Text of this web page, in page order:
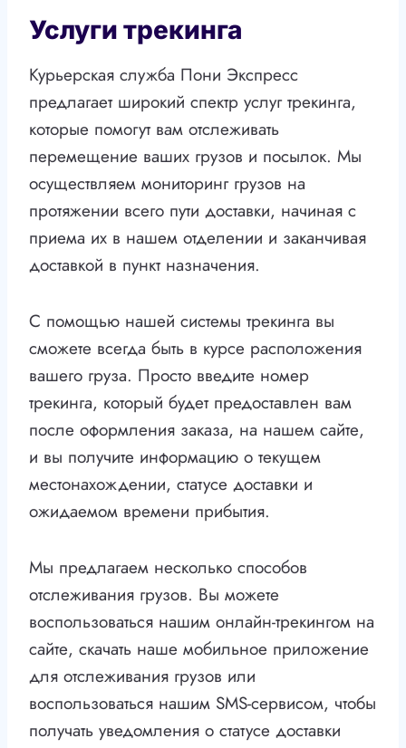
Услуги трекинга
Курьерская служба Пони Экспресс
предлагает широкий спектр услуг трекинга,
которые помогут вам отслеживать
перемещение ваших грузов и посылок. Мы
осуществляем мониторинг грузов на
протяжении всего пути доставки, начиная с
приема их в нашем отделении и заканчивая
доставкой в пункт назначения.
С помощью нашей системы трекинга вы
сможете всегда быть в курсе расположения
вашего груза. Просто введите номер
трекинга, который будет предоставлен вам
после оформления заказа, на нашем сайте,
и вы получите информацию о текущем
местонахождении, статусе доставки и
ожидаемом времени прибытия.
Мы предлагаем несколько способов
отслеживания грузов. Вы можете
воспользоваться нашим онлайн-трекингом на
сайте, скачать наше мобильное приложение
для отслеживания грузов или
воспользоваться нашим SMS-сервисом, чтобы
получать уведомления о статусе доставки